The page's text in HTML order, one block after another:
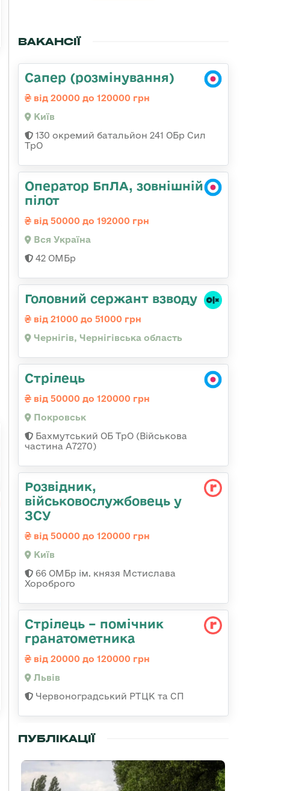
ВАКАНСІЇ
Сапер (розмінування)
від 20000 до 120000 грн
Київ
130 окремий батальйон 241 ОБр Сил
ТрО
Оператор БпЛА, зовнішній
пілот
від 50000 до 192000 грн
Вся Україна
42 ОМБр
Головний сержант взводу
від 21000 до 51000 грн
Чернігів, Чернігівська область
Стрілець
від 50000 до 120000 грн
Покровськ
Бахмутський ОБ ТрО (Військова
частина А7270)
Розвідник,
військовослужбовець у
ЗСУ
від 50000 до 120000 грн
Київ
66 ОМБр ім. князя Мстислава
Хороброго
Стрілець – помічник
гранатометника
від 20000 до 120000 грн
Львів
Червоноградський РТЦК та СП
ПУБЛІКАЦІЇ